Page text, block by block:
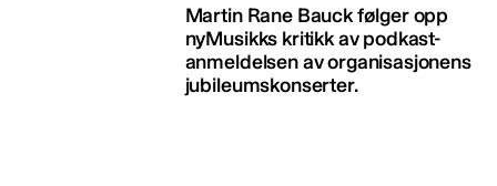
Martin Rane Bauck følger opp
nyMusikks kritikk av podkast-
anmeldelsen av organisasjonens
jubileumskonserter.